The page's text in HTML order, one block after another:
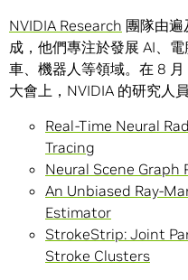
NVIDIA Research 團隊由
成，他們專注於發展 AI、
車、機器人等領域。在 8
大會上，NVIDIA 的研究人
Real-Time Neural
Tracing
Neural Scene Graph
An Unbiased Ray-
Estimator
StrokeStrip: Joint
Stroke Clusters